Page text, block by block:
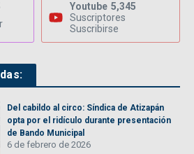
Youtube 5,345
Suscriptores
Suscribirse
Del cabildo al circo: Síndica de Atizapán
opta por el ridículo durante presentación
de Bando Municipal
6 de febrero de 2026